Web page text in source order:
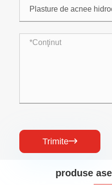
Trimite
produse